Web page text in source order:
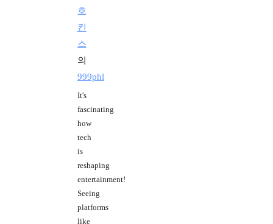
호
킨
스
의
999phl
It's
fascinating
how
tech
is
reshaping
entertainment!
Seeing
platforms
like